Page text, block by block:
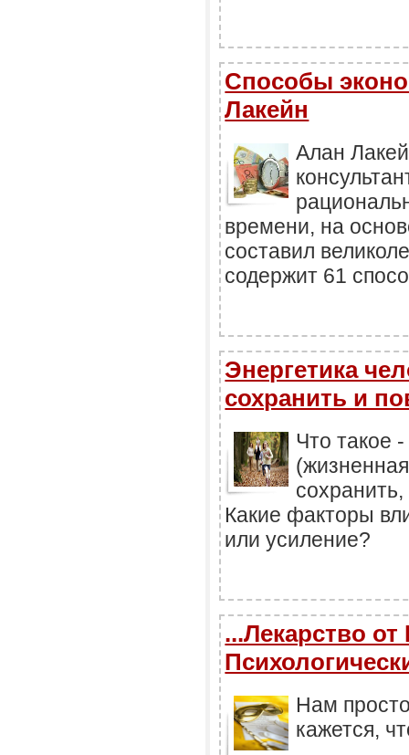
Способы
Лакейн
Алан
времени, на
составил
содержит 61
Энергетика
сохранить и
Что такое
Какие факторы
или усиление?
...Лекарство
Нам
кажется,